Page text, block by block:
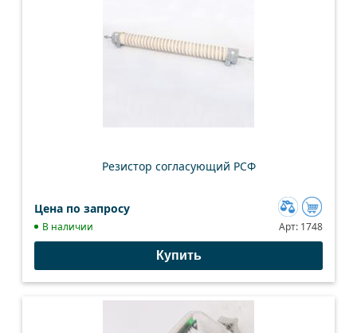
Резистор согласующий РСФ
Цена по запросу
Добавить
к
В наличии Арт: 1748
Купить